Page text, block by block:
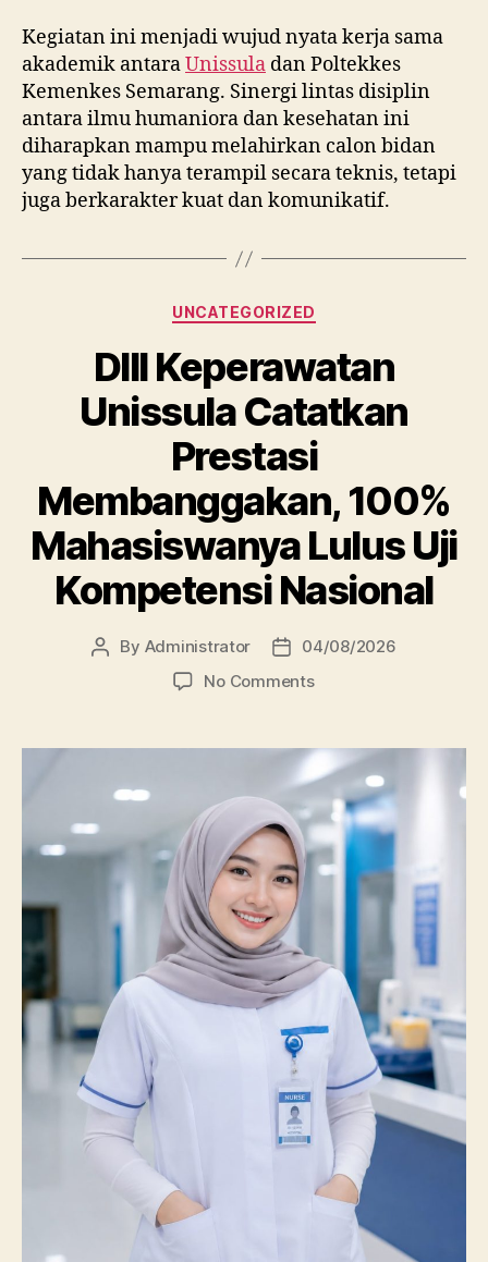
Kegiatan ini menjadi wujud nyata kerja sama
akademik antaraUnissula dan Poltekkes
Kemenkes Semarang. Sinergi lintas disiplin
antara ilmu humaniora dan kesehatan ini
diharapkan mampu melahirkan calon bidan
yang tidak hanya terampil secara teknis, tetapi
juga berkarakter kuat dan komunikatif.
Categories
UNCATEGORIZED
DIII Keperawatan
Unissula Catatkan
Prestasi
Membanggakan, 100%
Mahasiswanya Lulus Uji
Kompetensi Nasional
Post
By Administrator
Post04/08/2026
No Commentson
Unissula
Catatkan
Prestasi
Membanggakan,
100%
Mahasiswanya
Kompetensi
Nasional